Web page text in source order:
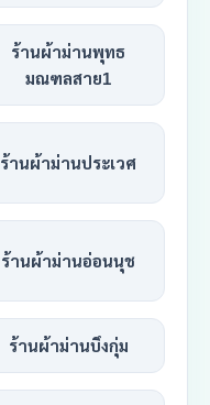
ร้านผ้าม่านพุทธ
มณฑลสาย1
ร้านผ้าม่านประเวศ
ร้านผ้าม่านอ่อนนุช
ร้านผ้าม่านบึงกุ่ม